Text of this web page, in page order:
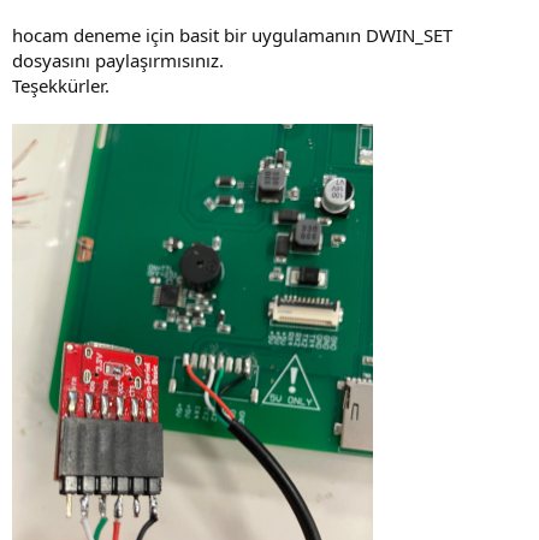
hocam deneme için basit bir uygulamanın DWIN_SET
dosyasını paylaşırmısınız.
Teşekkürler.